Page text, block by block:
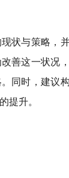
状与策略，
善这一状况
同时，建议
提升。